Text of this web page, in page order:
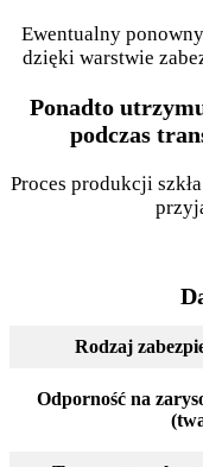
Ewentualny
dzięki warstwie
Ponadto
podczas
Proces produkcji
Rodzaj
Odporność na